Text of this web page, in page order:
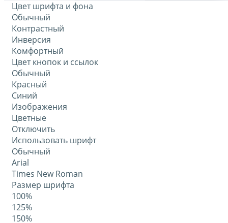
Цвет шрифта и фона
Обычный
Контрастный
Инверсия
Комфортный
Цвет кнопок и ссылок
Обычный
Красный
Синий
Изображения
Цветные
Отключить
Использовать шрифт
Обычный
Arial
Times New Roman
Размер шрифта
100%
125%
150%